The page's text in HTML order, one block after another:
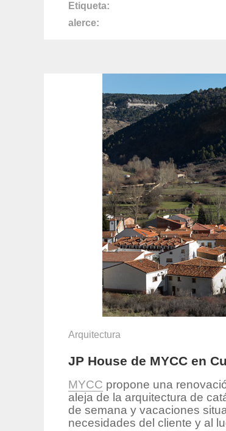
Etiqueta
alerce
Arquitectura
JP House de MYCC en
MYCC propone una
aleja de la arquitectura de
de semana y vacaciones
necesidades del cliente y al